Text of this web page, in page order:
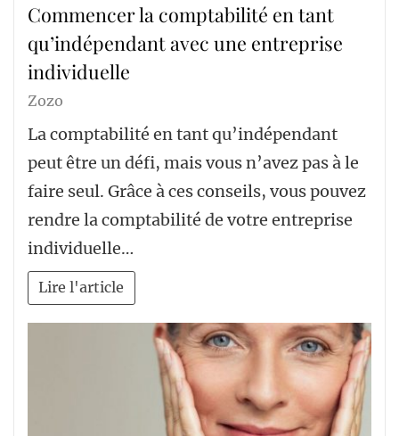
Commencer la comptabilité en tant
qu’indépendant avec une entreprise
individuelle
Zozo
La comptabilité en tant qu’indépendant
peut être un défi, mais vous n’avez pas à le
faire seul. Grâce à ces conseils, vous pouvez
rendre la comptabilité de votre entreprise
individuelle…
Lire l'article